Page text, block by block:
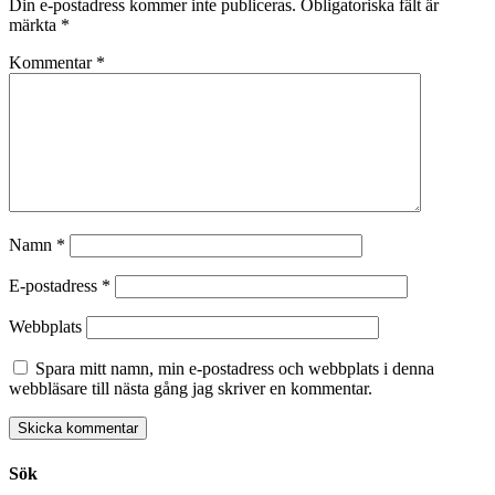
Din e-postadress kommer inte publiceras. Obligatoriska fält är
märkta *
Kommentar *
Namn *
E-postadress *
Webbplats
Spara mitt namn, min e-postadress och webbplats i denna
webbläsare till nästa gång jag skriver en kommentar.
Sök